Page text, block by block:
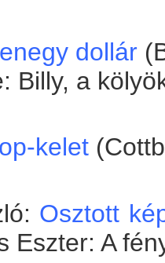
dollár
Billy, a
kelet
Osztott
Eszter: A